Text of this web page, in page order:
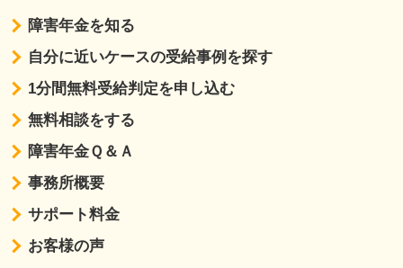
障害年金を知る
自分に近いケースの受給事例を探す
1分間無料受給判定を申し込む
無料相談をする
障害年金Ｑ＆Ａ
事務所概要
サポート料金
お客様の声